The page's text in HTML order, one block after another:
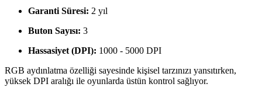
Garanti Süresi: 2 yıl
Buton Sayısı: 3
Hassasiyet (DPI): 1000 - 5000 DPI
RGB aydınlatma özelliği sayesinde kişisel tarzınızı yansıtırken,
yüksek DPI aralığı ile oyunlarda üstün kontrol sağlıyor.